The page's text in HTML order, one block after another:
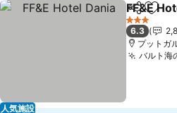
人気施設
シェアお気
FF&E
3 ホテルのラ
6.3
プットガ
バルト海